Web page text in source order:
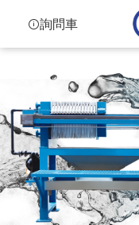
詢問車
Menu
Language